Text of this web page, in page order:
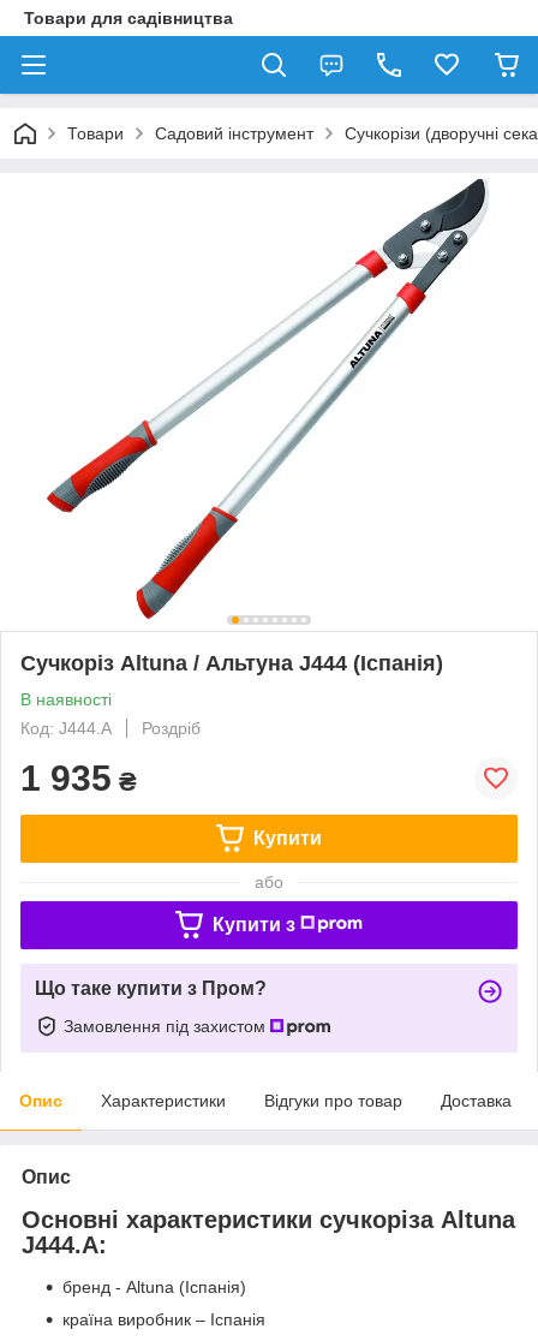
Товари для садівництва
Товари Садовий інструмент Сучкорізи (дворучні
Сучкоріз Altuna / Альтуна J444 (Іспанія)
В наявності
Код: J444.A
Роздріб
1 935 ₴
Купити
або
Купити з
Що таке купити з Пром?
Замовлення під захистом
Опис Характеристики Відгуки про товар Доставка
Опис
Основні характеристики сучкоріза Altuna
J444.A:
бренд - Altuna (Іспанія)
країна виробник – Іспанія